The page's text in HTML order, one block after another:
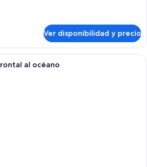
Ver disponibilidad y precio
Habitación de hotel con cama, una
al océano